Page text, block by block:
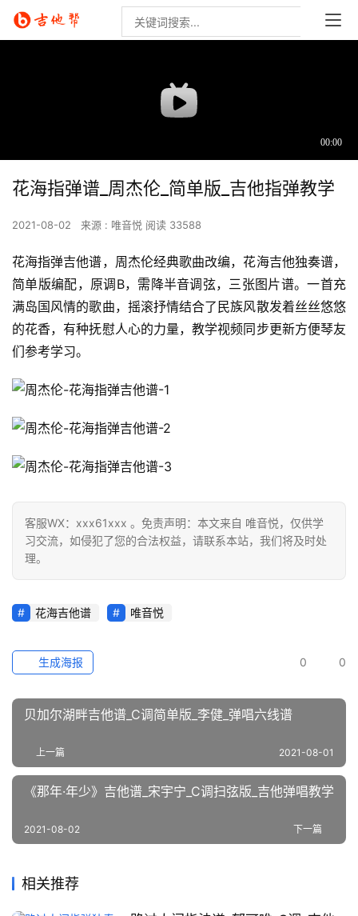
花海指弹谱_周杰伦_简单版_吉他指弹教学
2021-08-02 来源 : 唯音悦 阅读 33588
花海指弹吉他谱，周杰伦经典歌曲改编，花海吉他独奏谱，
简单版编配，原调B，需降半音调弦，三张图片谱。一首充
满岛国风情的歌曲，摇滚抒情结合了民族风散发着丝丝悠悠
的花香，有种抚慰人心的力量，教学视频同步更新方便琴友
们参考学习。
客服WX：xxx61xxx 。免责声明：本文来自 唯音悦，仅供学
习交流，如侵犯了您的合法权益，请联系本站，我们将及时处
理。
花海吉他谱 唯音悦
0 0
生成海报
贝加尔湖畔吉他谱_C调简单版_李健_弹唱六线谱
上一篇 2021-08-01
《那年·年少》吉他谱_宋宇宁_C调扫弦版_吉他弹唱教学
下一篇
2021-08-02
相关推荐